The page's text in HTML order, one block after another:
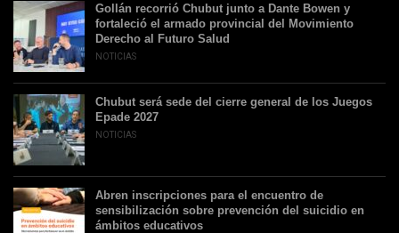
Gollán recorrió Chubut junto a Dante Bowen y
fortaleció el armado provincial del Movimiento
Derecho al Futuro Salud
NOTICIAS
Chubut será sede del cierre general de los Juegos
Epade 2027
NOTICIAS
Abren inscripciones para el encuentro de
sensibilización sobre prevención del suicidio en
ámbitos educativos